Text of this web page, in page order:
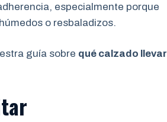
especialmente porque
o resbaladizos.
guía sobre qué calzado llevar